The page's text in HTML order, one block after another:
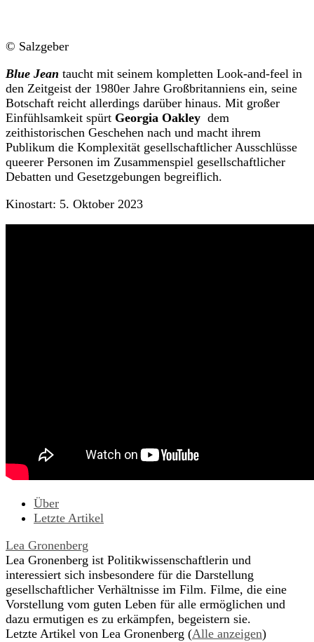
© Salzgeber
Blue Jean taucht mit seinem kompletten Look-and-feel in
den Zeitgeist der 1980er Jahre Großbritanniens ein, seine
Botschaft reicht allerdings darüber hinaus. Mit großer
Einfühlsamkeit spürt Georgia Oakley dem
zeithistorischen Geschehen nach und macht ihrem
Publikum die Komplexität gesellschaftlicher Ausschlüsse
queerer Personen im Zusammenspiel gesellschaftlicher
Debatten und Gesetzgebungen begreiflich.
Kinostart: 5. Oktober 2023
Über
Letzte Artikel
Lea Gronenberg
Lea Gronenberg ist Politikwissenschaftlerin und
interessiert sich insbesondere für die Darstellung
gesellschaftlicher Verhältnisse im Film. Filme, die eine
Vorstellung vom guten Leben für alle ermöglichen und
dazu ermutigen es zu erkämpfen, begeistern sie.
Letzte Artikel von Lea Gronenberg (Alle anzeigen)